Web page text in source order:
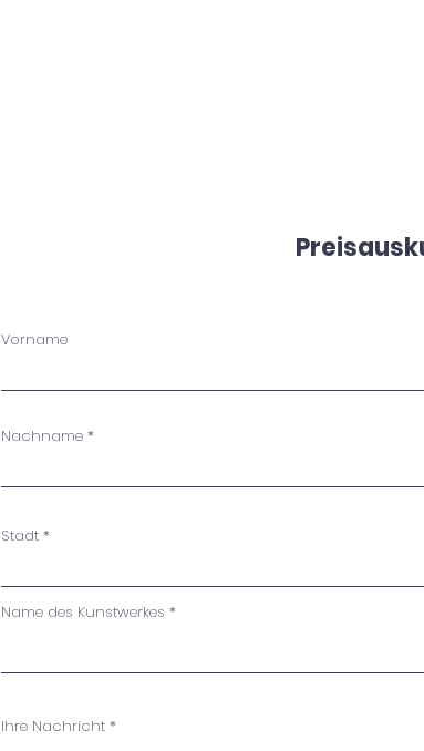
Vorname
Nachname
Stadt
Name des Kunstwerkes
Ihre Nachricht